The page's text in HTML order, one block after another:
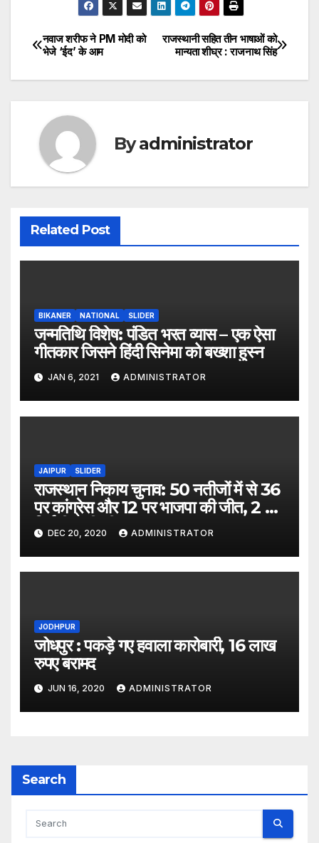
Post
navigation
राजस्थानी सहित तीन भाषाओं को
मान्यता शीघ्र : राजनाथ सिंह
नवाज शरीफ ने PM मोदी को
भेजे ‘ईद’ के आम
Byadministrator
Related Post
BIKANER NATIONAL SLIDER
जन्मतिथि विशेष: पंडित भरत व्यास – एक ऐसा
गीतकार जिसने हिंदी सिनेमा को बख्शा हुस्न
JAN 6, 2021 ADMINISTRATOR
JAIPUR SLIDER
राजस्थान निकाय चुनाव: 50 नतीजों में से 36
पर कांग्रेस और 12 पर भाजपा की जीत, 2 पर
निर्दलीय की जीत
DEC 20, 2020 ADMINISTRATOR
JODHPUR
जोधपुर : पकड़े गए हवाला कारोबारी, 16 लाख
रुपए बरामद
JUN 16, 2020 ADMINISTRATOR
Search